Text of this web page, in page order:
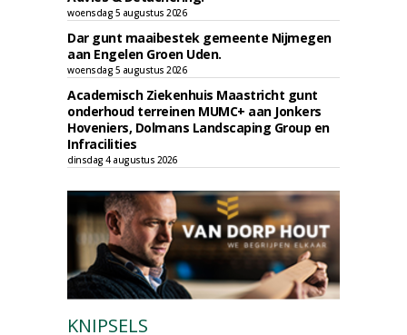
woensdag 5 augustus 2026
Dar gunt maaibestek gemeente Nijmegen
aan Engelen Groen Uden.
woensdag 5 augustus 2026
Academisch Ziekenhuis Maastricht gunt
onderhoud terreinen MUMC+ aan Jonkers
Hoveniers, Dolmans Landscaping Group en
Infracilities
dinsdag 4 augustus 2026
KNIPSELS